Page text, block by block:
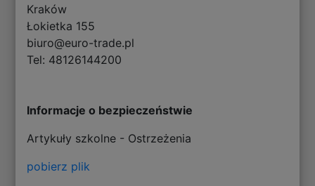
Kraków
Łokietka 155
biuro@euro-trade.pl
Tel: 48126144200
Informacje o bezpieczeństwie
Artykuły szkolne - Ostrzeżenia
pobierz plik